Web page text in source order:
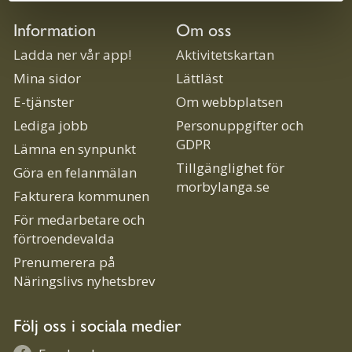
Information
Ladda ner vår app!
Mina sidor
E-tjänster
Lediga jobb
Lämna en synpunkt
Göra en felanmälan
Fakturera kommunen
För medarbetare och
förtroendevalda
Prenumerera på
Näringslivs nyhetsbrev
Om oss
Aktivitetskartan
Lättläst
Om webbplatsen
Personuppgifter och
GDPR
Tillgänglighet för
morbylanga.se
Följ oss i sociala medier